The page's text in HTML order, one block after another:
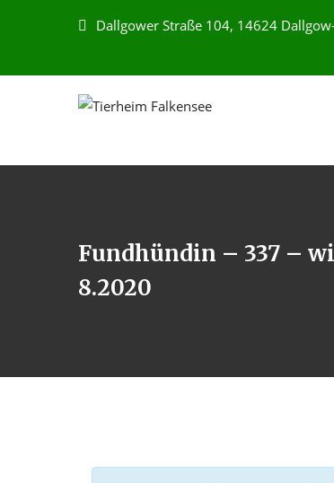
Dallgower Straße 104, 14624
Fundhündin – 337 –
8.2020